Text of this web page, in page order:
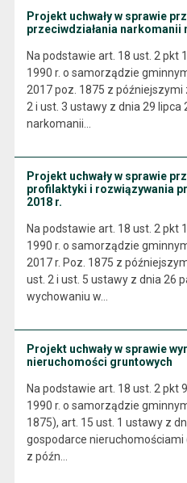
Projekt uchwały w sprawie
przeciwdziałania narkomanii
Na podstawie art. 18 ust. 2 pkt
1990 r. o samorządzie
2017 poz. 1875 z późniejszymi
2 i ust. 3 ustawy z dnia 29 lipca
narkomanii…
Projekt uchwały w sprawie
profilaktyki i rozwiązywania
2018 r.
Na podstawie art. 18 ust. 2 pkt
1990 r. o samorządzie
2017 r. Poz. 1875 z
ust. 2 i ust. 5 ustawy z dnia 26
wychowaniu w…
Projekt uchwały w sprawie
nieruchomości gruntowych
Na podstawie art. 18 ust. 2 pkt
1990 r. o samorządzie
1875), art. 15 ust. 1 ustawy z
gospodarce nieruchomościami
z późn…